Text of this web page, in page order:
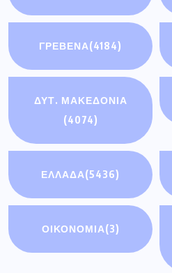
ΓΡΕΒΕΝΑ(4184)
ΔΥΤ. ΜΑΚΕΔΟΝΙΑ
(4074)
ΕΛΛΑΔΑ(5436)
ΟΙΚΟΝΟΜΊΑ(3)